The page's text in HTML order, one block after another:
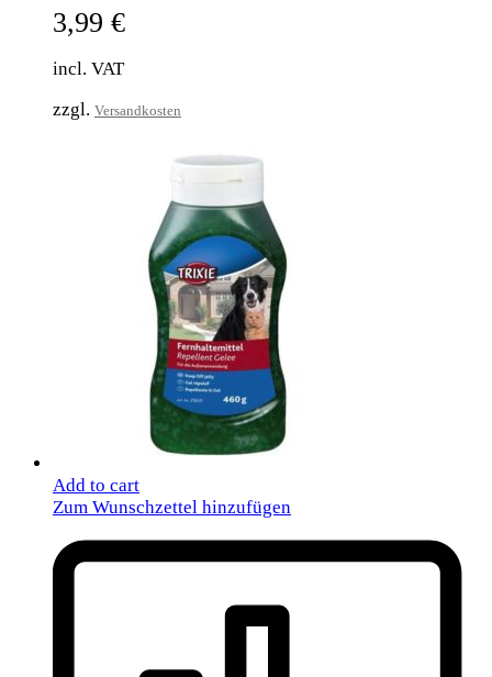
3,99 €
incl. VAT
zzgl. Versandkosten
Add to cart
Zum Wunschzettel hinzufügen